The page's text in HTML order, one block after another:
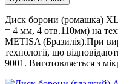
Диск борони (ромашка)
= 4 мм, 4 отв.110мм) на
METISA (Бразилія).При
технології, що
9001. Виготовляється з